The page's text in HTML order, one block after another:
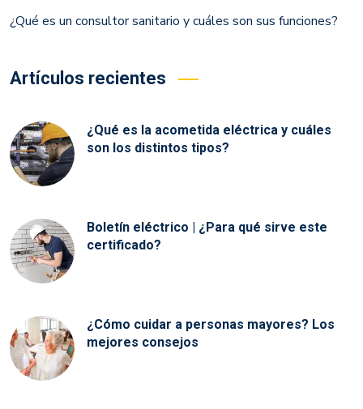
¿Qué es un consultor sanitario y cuáles son sus funciones?
Artículos recientes
¿Qué es la acometida eléctrica y cuáles
son los distintos tipos?
Boletín eléctrico | ¿Para qué sirve este
certificado?
¿Cómo cuidar a personas mayores? Los
mejores consejos